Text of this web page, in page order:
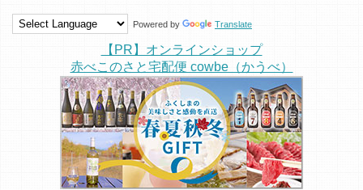
Powered by Translate
【PR】オンラインショップ
赤べこのさと宅配便 cowbe（かうべ）